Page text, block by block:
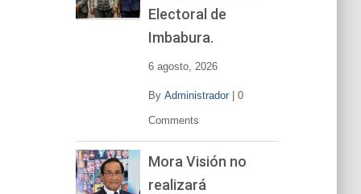
Electoral de
Imbabura.
6 agosto, 2026
By Administrador| 0
Comments
Mora Visión no
realizará